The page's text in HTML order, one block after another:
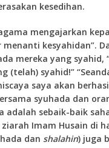
kesedihan.
mengajarkan
kesyahidan”.
mereka yang syahid,
(telah) syahid!”
saya akan
syuhada dan
adalah sebaik-baik
ziarah Imam Husain di
dan shalahin) juga